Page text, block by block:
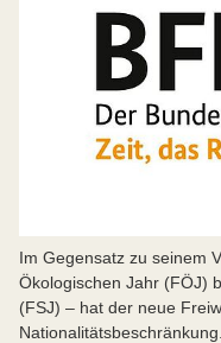
Im Gegensatz zu seinem
Ökologischen Jahr (FÖJ)
(FSJ) – hat der neue
Nationalitätsbeschränkung.